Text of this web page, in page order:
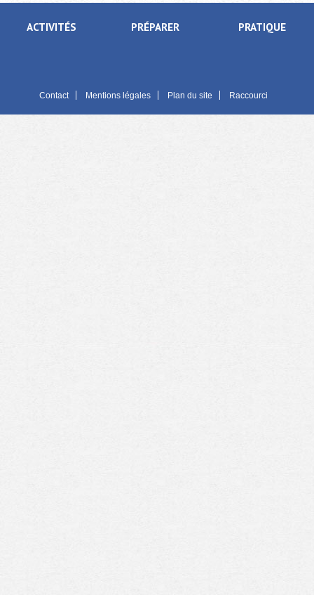
ACTIVITÉS PRÉPARER PRATIQUE
Contact Mentions légales Plan du site Raccourci